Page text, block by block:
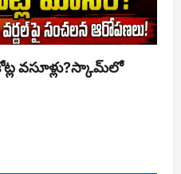
వసూళ్లు?స్కామ్‌లో